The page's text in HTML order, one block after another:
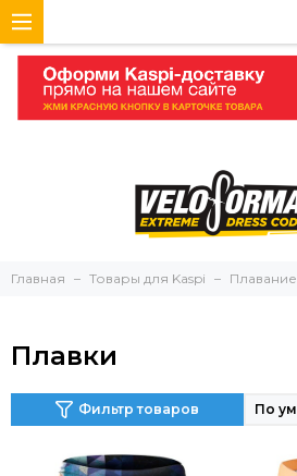
Главная Товары для Kaspi Плавание
Плавки
Фильтр товаров